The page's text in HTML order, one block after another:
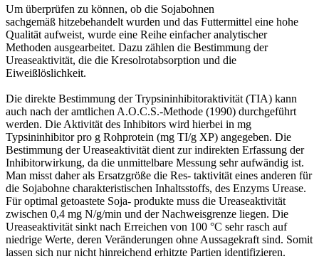
Um überprüfen zu können, ob die Sojabohnen
sachgemäß hitzebehandelt wurden und das Futtermittel eine hohe
Qualität aufweist, wurde eine Reihe einfacher analytischer
Methoden ausgearbeitet. Dazu zählen die Bestimmung der
Ureaseaktivität, die die Kresolrotabsorption und die
Eiweißlöslichkeit.
Die direkte Bestimmung der Trypsininhibitoraktivität (TIA) kann
auch nach der amtlichen A.O.C.S.-Methode (1990) durchgeführt
werden. Die Aktivität des Inhibitors wird hierbei in mg
Typsininhibitor pro g Rohprotein (mg TI/g XP) angegeben. Die
Bestimmung der Ureaseaktivität dient zur indirekten Erfassung der
Inhibitorwirkung, da die unmittelbare Messung sehr aufwändig ist.
Man misst daher als Ersatzgröße die Res- taktivität eines anderen für
die Sojabohne charakteristischen Inhaltsstoffs, des Enzyms Urease.
Für optimal getoastete Soja- produkte muss die Ureaseaktivität
zwischen 0,4 mg N/g/min und der Nachweisgrenze liegen. Die
Ureaseaktivität sinkt nach Erreichen von 100 °C sehr rasch auf
niedrige Werte, deren Veränderungen ohne Aussagekraft sind. Somit
lassen sich nurnicht hinreichend erhitzte Partien identifizieren.